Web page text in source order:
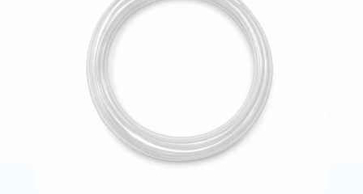
Matériels pour prise d'empreintes
Outillage pour atelier
Outillage pour embouts
Outillages & consommables
Protections standard & casques